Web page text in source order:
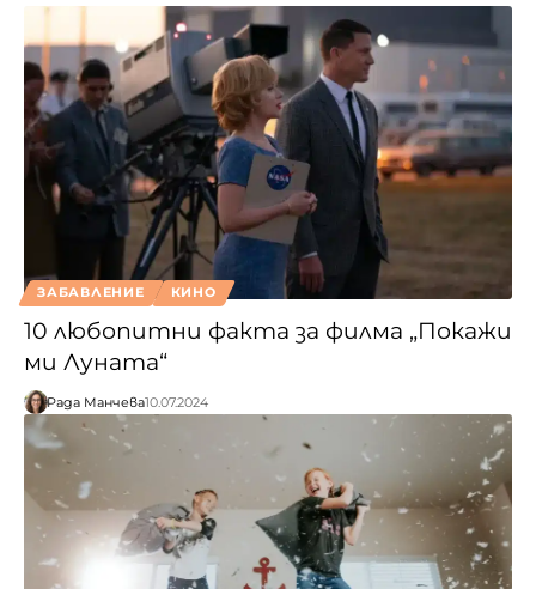
ЗАБАВЛЕНИЕ КИНО
10 любопитни факта за филма „Покажи
ми Луната“
Рада Манчева10.07.2024